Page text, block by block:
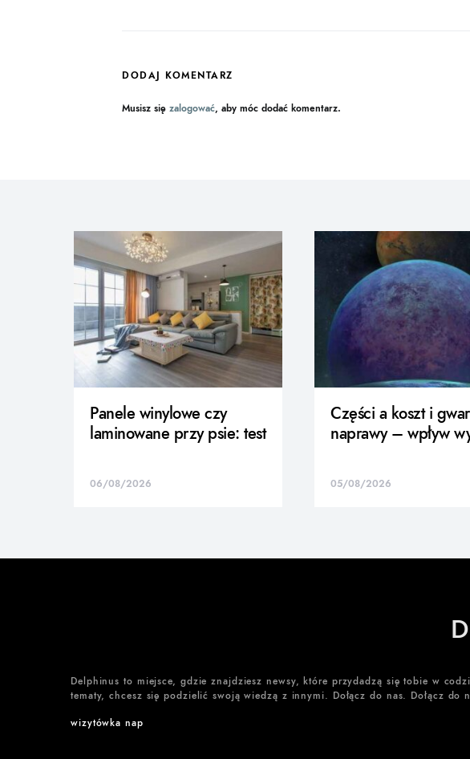
DODAJ KOMENTARZ
Musisz się zalogować, aby móc dodać komentarz.
Panele winylowe czy
laminowane przy psie: test
06/08/2026
Części a koszt i
naprawy – wpływ
05/08/2026
Delphinus to miejsce, gdzie znajdziesz newsy, które przydadzą się tobie w
tematy, chcesz się podzielić swoją wiedzą z innymi. Dołącz do nas. Dołącz
wizytówka nap